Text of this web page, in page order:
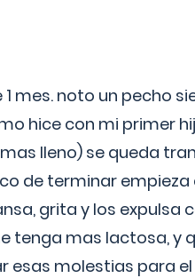
mes. noto un pecho
hice con mi primer
lleno) se queda
de terminar empieza
grita y los expulsa
tenga mas lactosa, y
molestias para